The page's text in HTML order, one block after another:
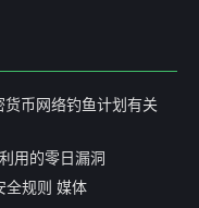
货币网络钓鱼计划有关
用的零日漏洞
全规则 媒体